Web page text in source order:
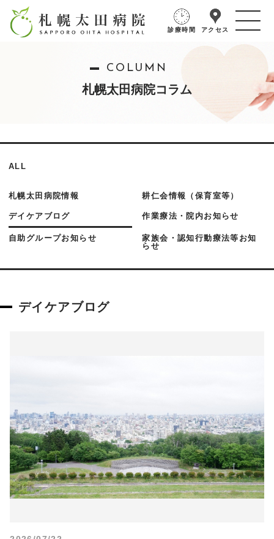
診療時間 アクセス
COLUMN
札幌太田病院コラム
ALL
札幌太田病院情報 耕仁会情報（保育室等）
デイケアブログ 作業療法・院内お知らせ
自助グループお知らせ
家族会・認知行動療法等お知
らせ
デイケアブログ